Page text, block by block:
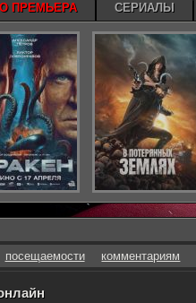
посещаемости комментариям
ПРЕМЬЕРА СЕРИАЛЫ